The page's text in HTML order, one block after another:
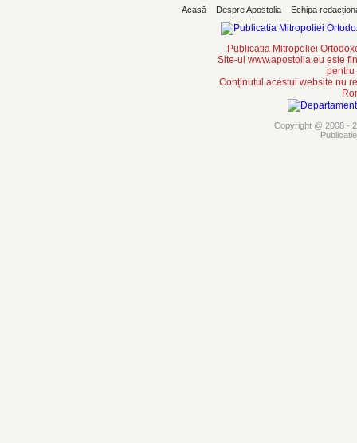
Acasă Despre Apostolia Echipa
Publicatia Mitropoliei
Site-ul www.apostolia.eu este
pentru
Conținutul acestui website nu
Copyright @ 2008 -